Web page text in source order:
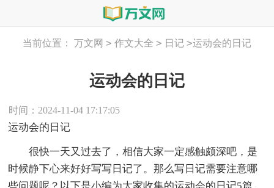
当前位置： 万文网 > 作文大全 > 日记 >运动会的日记
运动会的日记
时间：2024-11-04 17:17:05
运动会的日记
很快一天又过去了，相信大家一定感触颇深吧，是
时候静下心来好好写写日记了。那么写日记需要注意哪